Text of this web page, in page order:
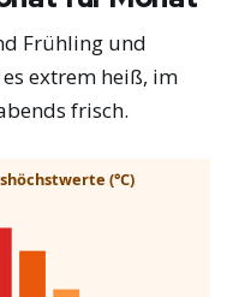
Frühling und
extrem heiß, im
frisch.
(°C)